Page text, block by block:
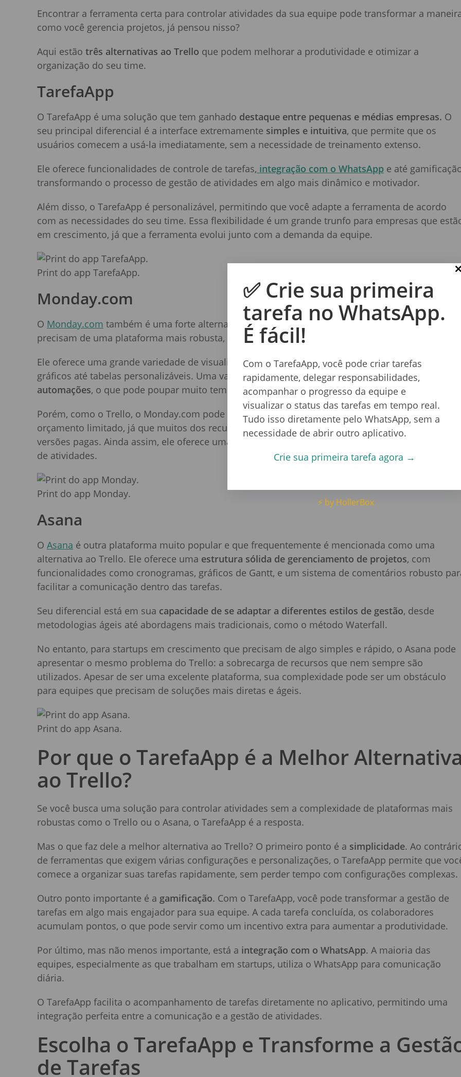
Encontrar a ferramenta certa para controlar atividades da sua equipe pode transformar a
como você gerencia projetos, já pensou nisso?
Aqui estão três alternativas ao Trello que podem melhorar a produtividade e otimizar a
organização do seu time.
TarefaApp
O TarefaApp é uma solução que tem ganhado destaque entre pequenas e médias empresas. O
seu principal diferencial é a interface extremamente simples e intuitiva, que permite que os
usuários comecem a usá-la imediatamente, sem a necessidade de treinamento extenso.
Ele oferece funcionalidades de controle de tarefas, integração com o WhatsApp e até
transformando o processo de gestão de atividades em algo mais dinâmico e motivador.
Além disso, o TarefaApp é personalizável, permitindo que você adapte a ferramenta de acordo
com as necessidades do seu time. Essa flexibilidade é um grande trunfo para empresas que
em crescimento, já que a ferramenta evolui junto com a demanda da equipe.
Print do app TarefaApp.
Monday.com
O Monday.com também é uma forte alternativa ao Trello, especialmente para empresas que
precisam de uma plataforma mais robusta, mas que ainda assim seja intuitiva.
Ele oferece uma grande variedade de visualizações para acompanhar as tarefas e projetos, desde
gráficos até tabelas personalizáveis. Uma vantagem notável é a suacapacidade de criar
automações, o que pode poupar muito tempo para equipes maiores ou projetos mais
Porém, como o Trello, o Monday.com pode acabar sendo uma opção cara para startups com
orçamento limitado, já que muitos dos recursos mais interessantes estão disponíveis apenas nas
versões pagas. Ainda assim, ele oferece uma boa opção para quem busca flexibilidade na gestão
de atividades.
Print do app Monday.
Asana
O Asana é outra plataforma muito popular e que frequentemente é mencionada como uma
alternativa ao Trello. Ele oferece uma estrutura sólida de gerenciamento de projetos, com
funcionalidades como cronogramas, gráficos de Gantt, e um sistema de comentários robusto
facilitar a comunicação dentro das tarefas.
Seu diferencial está em sua capacidade de se adaptar a diferentes estilos de gestão, desde
metodologias ágeis até abordagens mais tradicionais, como o método Waterfall.
No entanto, para startups em crescimento que precisam de algo simples e rápido, o Asana pode
apresentar o mesmo problema do Trello: a sobrecarga de recursos que nem sempre são
utilizados. Apesar de ser uma excelente plataforma, sua complexidade pode ser um obstáculo
para equipes que precisam de soluções mais diretas e ágeis.
Print do app Asana.
Por que o TarefaApp é a Melhor
ao Trello?
Se você busca uma solução para controlar atividades sem a complexidade de plataformas mais
robustas como o Trello ou o Asana, o TarefaApp é a resposta.
Mas o que faz dele a melhor alternativa ao Trello? O primeiro ponto é a simplicidade. Ao
de ferramentas que exigem várias configurações e personalizações, o TarefaApp permite que
comece a organizar suas tarefas rapidamente, sem perder tempo com configurações complexas.
Outro ponto importante é a gamificação. Com o TarefaApp, você pode transformar a gestão de
tarefas em algo mais engajador para sua equipe. A cada tarefa concluída, os colaboradores
acumulam pontos, o que pode servir como um incentivo extra para aumentar a produtividade.
Por último, mas não menos importante, está a integração com o WhatsApp. A maioria das
equipes, especialmente as que trabalham em startups, utiliza o WhatsApp para comunicação
diária.
O TarefaApp facilita o acompanhamento de tarefas diretamente no aplicativo, permitindo uma
integração perfeita entre a comunicação e a gestão de atividades.
Escolha o TarefaApp e Transforme a
de Tarefas
✅ Crie sua primeira
tarefa no WhatsApp.
É fácil!
Com o TarefaApp, você pode criar tarefas
rapidamente, delegar responsabilidades,
acompanhar o progresso da equipe e
visualizar o status das tarefas em tempo real.
Tudo isso diretamente pelo WhatsApp, sem a
necessidade de abrir outro aplicativo.
Crie sua primeira tarefa agora →
⚡ by HollerBox